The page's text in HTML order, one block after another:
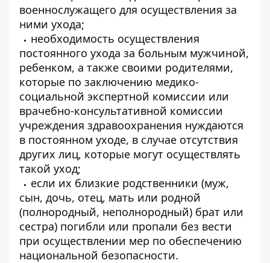
военнослужащего для осуществления за
ними ухода;
необходимость осуществления
постоянного ухода за больным мужчиной,
ребенком, а также своими родителями,
которые по заключению медико-
социальной экспертной комиссии или
врачебно-консультативной комиссии
учреждения здравоохранения нуждаются
в постоянном уходе, в случае отсутствия
других лиц, которые могут осуществлять
такой уход;
если их близкие родственники (муж,
сын, дочь, отец, мать или родной
(полнородный, неполнородный) брат или
сестра) погибли или пропали без вести
при осуществлении мер по обеспечению
национальной безопасности.